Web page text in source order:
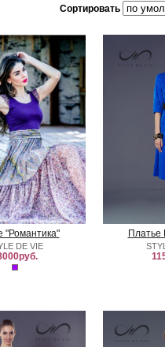
Сортировать
"Романтика"
DE VIE
Платье